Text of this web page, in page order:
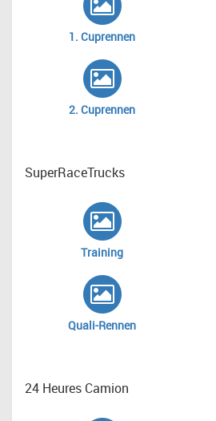
1. Cuprennen
2. Cuprennen
SuperRaceTrucks
Training
Quali-Rennen
24 Heures Camion